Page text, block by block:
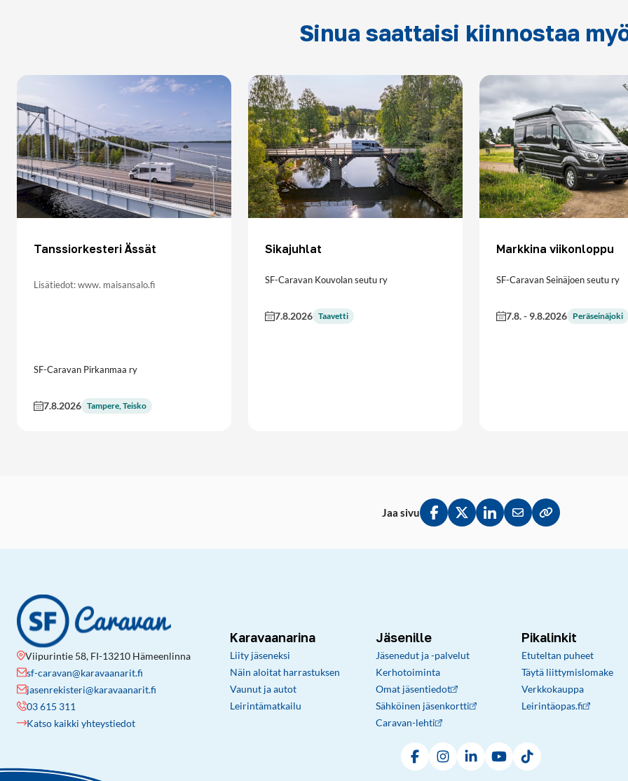
Sinua saattaisi kiinnostaa
Tanssiorkesteri Ässät
Lisätiedot: www. maisansalo.fi
SF-Caravan Pirkanmaa ry
7.8.2026 Tampere, Teisko
Sikajuhlat
SF-Caravan Kouvolan seutu ry
7.8.2026 Taavetti
Markkina viikonloppu
SF-Caravan Seinäjoen seutu ry
7.8.- 9.8.2026 Peräseinäjoki
Jaa sivu
Jaa Facebookissa
Jaa Twitterissä
Jaa LinkedInissä
Jaa sähköpostitse
Kopioi linkki
Viipurintie 58, FI-13210 Hämeenlinna
sf-caravan@karavaanarit.fi
jasenrekisteri@karavaanarit.fi
03 615 311
Katso kaikki yhteystiedot
Karavaanarina
Liity jäseneksi
Näin aloitat harrastuksen
Vaunut ja autot
Leirintämatkailu
Jäsenille
Jäsenedut ja -palvelut
Kerhotoiminta
Omat jäsentiedot
Sähköinen jäsenkortti
Caravan-lehti
Pikalinkit
Etuteltan puheet
Täytä liittymislomake
Verkkokauppa
Leirintäopas.fi
FacebookInstagramLinkedInYouTubeTikTok